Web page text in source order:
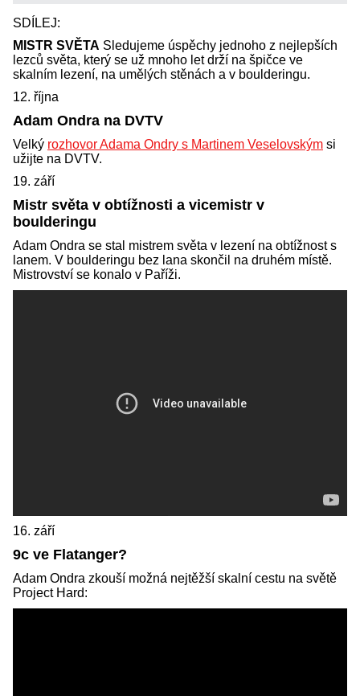
SDÍLEJ:
MISTR SVĚTA Sledujeme úspěchy jednoho z nejlepších
lezců světa, který se už mnoho let drží na špičce ve
skalním lezení, na umělých stěnách a v boulderingu.
12. října
Adam Ondra na DVTV
Velký rozhovor Adama Ondry s Martinem Veselovským si
užijte na DVTV.
19. září
Mistr světa v obtížnosti a vicemistr v
boulderingu
Adam Ondra se stal mistrem světa v lezení na obtížnost s
lanem. V boulderingu bez lana skončil na druhém místě.
Mistrovství se konalo v Paříži.
16. září
9c ve Flatanger?
Adam Ondra zkouší možná nejtěžší skalní cestu na světě
Project Hard: